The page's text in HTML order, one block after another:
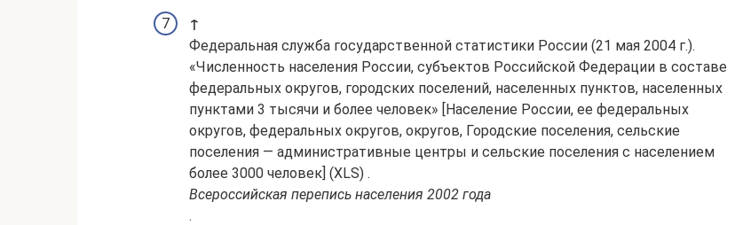
↑
Федеральная служба государственной статистики России (21 мая 2004 г.).
«Численность населения России, субъектов Российской Федерации в составе
федеральных округов, городских поселений, населенных пунктов, населенных
пунктами 3 тысячи и более человек» [Население России, ее федеральных
округов, федеральных округов, округов, Городские поселения, сельские
поселения — административные центры и сельские поселения с населением
более 3000 человек] (XLS) .
Всероссийская перепись населения 2002 года
.